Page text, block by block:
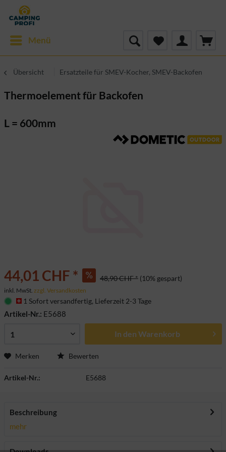
Menü
Übersicht Ersatzteile für SMEV-Kocher, SMEV-Backofen
Thermoelement für Backofen
L = 600mm
44,01 CHF * 48,90 CHF * (10% gespart)
inkl. MwSt. zzgl. Versandkosten
1 Sofort versandfertig, Lieferzeit 2-3 Tage
Artikel-Nr.: E5688
In den Warenkorb
Merken Bewerten
Artikel-Nr.: E5688
Beschreibung
mehr